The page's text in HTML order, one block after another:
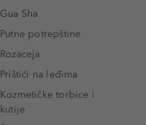
Gua Sha
Putne potrepštine
Rozaceja
Prištići na leđima
Kozmetičke torbice i
kutije